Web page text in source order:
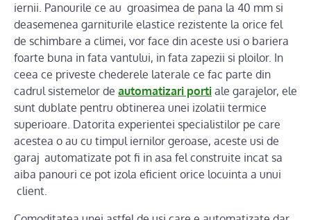
iernii. Panourile ce au groasimea de pana la 40 mm si
deasemenea garniturile elastice rezistente la orice fel
de schimbare a climei, vor face din aceste usi o bariera
foarte buna in fata vantului, in fata zapezii si ploilor. In
ceea ce priveste chederele laterale ce fac parte din
cadrul sistemelor de automatizari porti ale garajelor, ele
sunt dublate pentru obtinerea unei izolatii termice
superioare. Datorita experientei specialistilor pe care
acestea o au cu timpul iernilor geroase, aceste usi de
garaj automatizate pot fi in asa fel construite incat sa
aiba panouri ce pot izola eficient orice locuinta a unui
client.